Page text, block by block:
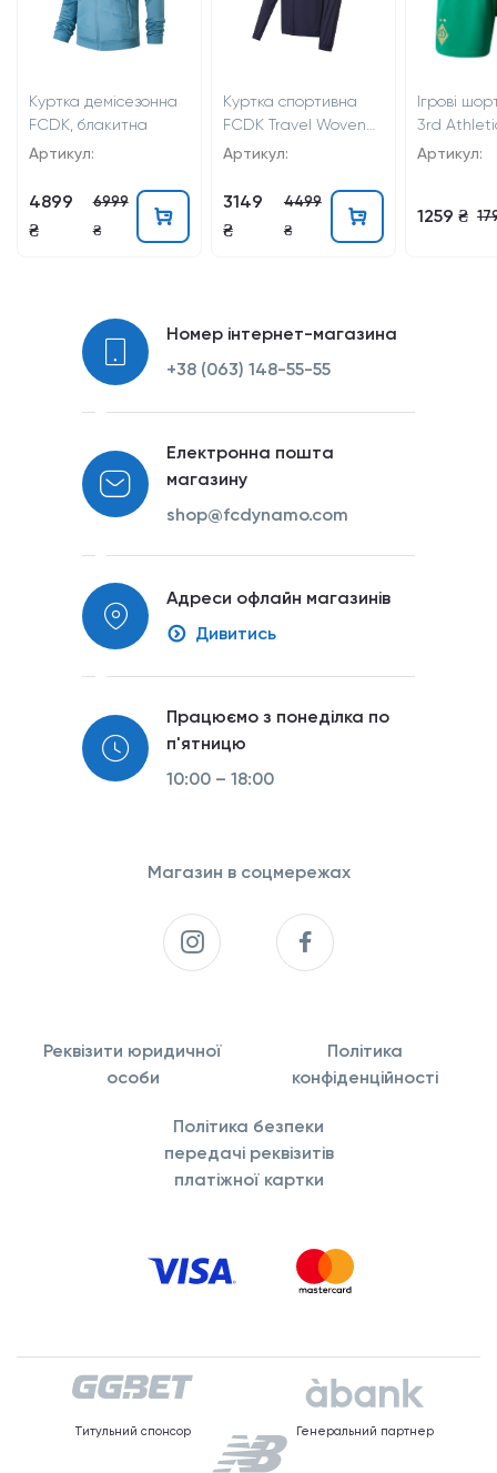
Куртка демісезонна
FCDK, блакитна
Артикул:
4899
₴
6999
₴
Куртка спортивна
FCDK Travel Woven
темно-синя
Артикул:
3149
₴
4499
₴
Ігрові
3rd
Артикул:
1259 ₴
Номер інтернет-магазина
+38 (063) 148-55-55
Електронна пошта
магазину
shop@fcdynamo.com
Адреси офлайн магазинів
Дивитись
Працюємо з понеділка по
п'ятницю
10:00 – 18:00
Магазин в соцмережах
Реквізити юридичної
особи
Політика
конфіденційності
Політика безпеки
передачі реквізитів
платіжної картки
Титульний спонсор Генеральний партнер